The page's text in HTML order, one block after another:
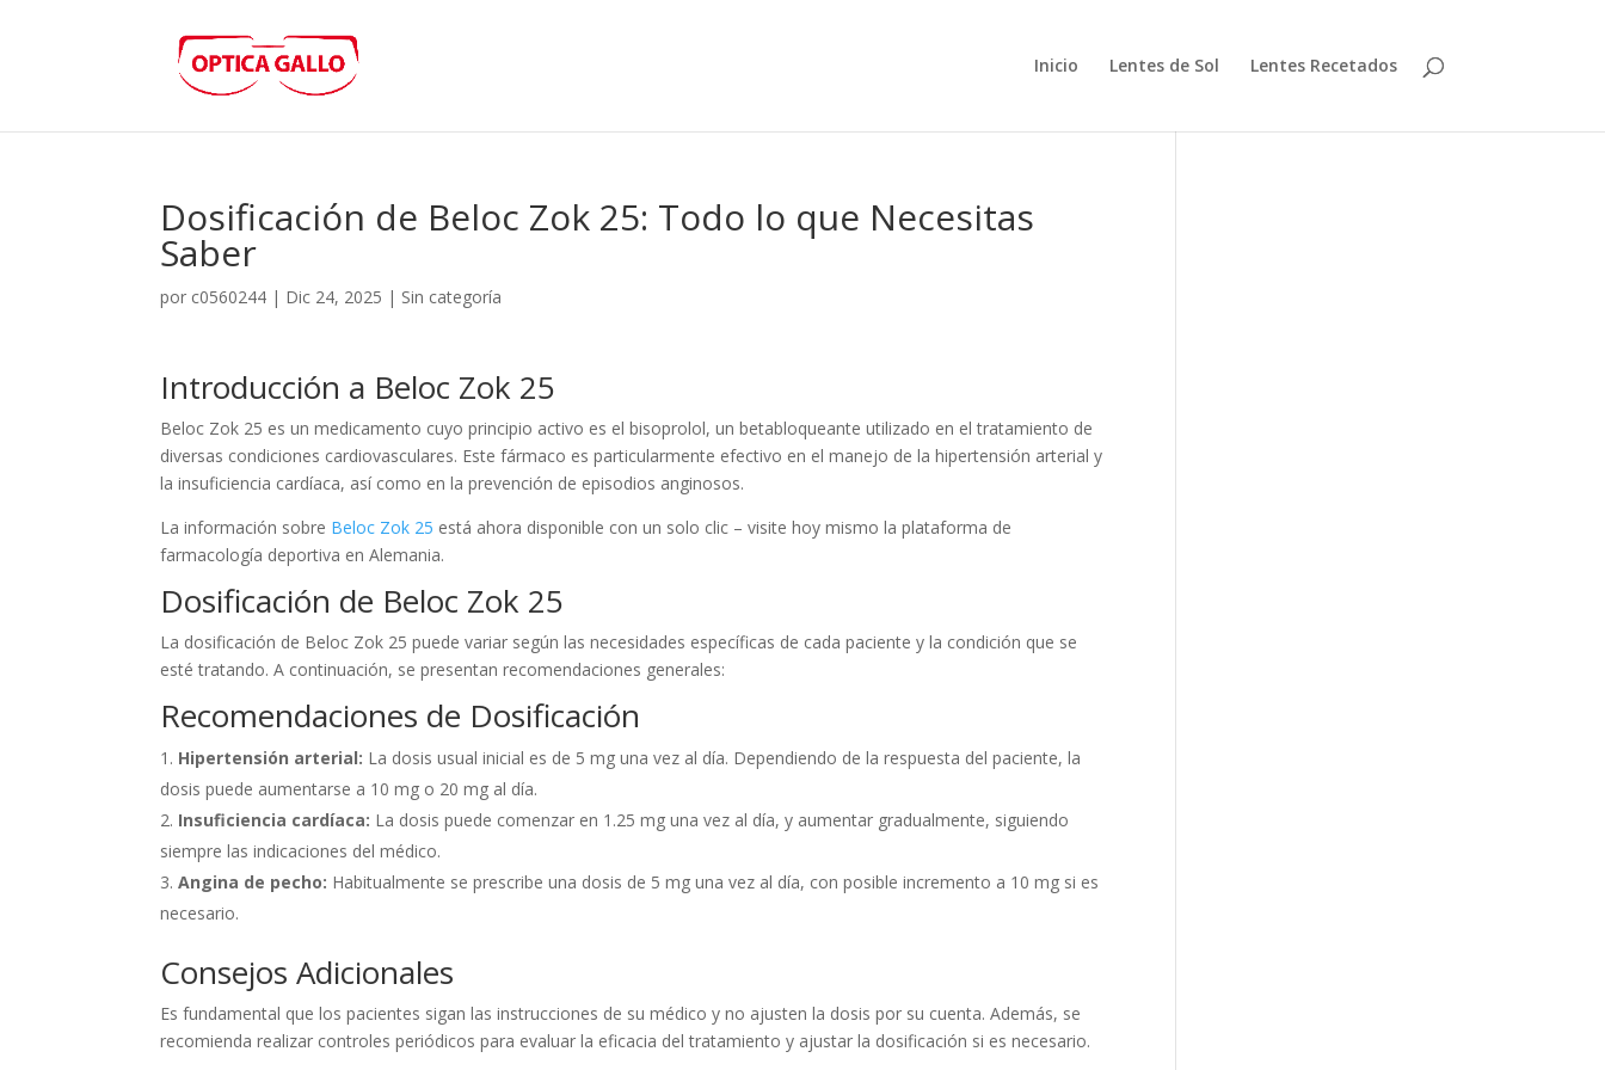
Inicio Lentes de Sol Lentes Recetados
Dosificación de Beloc Zok 25: Todo lo que Necesitas
Saber
por c0560244 | Dic 24, 2025 | Sin categoría
Introducción a Beloc Zok 25
Beloc Zok 25 es un medicamento cuyo principio activo es el bisoprolol, un betabloqueante utilizado en el tratamiento de
diversas condiciones cardiovasculares. Este fármaco es particularmente efectivo en el manejo de la hipertensión arterial y
la insuficiencia cardíaca, así como en la prevención de episodios anginosos.
La información sobre Beloc Zok 25 está ahora disponible con un solo clic – visite hoy mismo la plataforma de
farmacología deportiva en Alemania.
Dosificación de Beloc Zok 25
La dosificación de Beloc Zok 25 puede variar según las necesidades específicas de cada paciente y la condición que se
esté tratando. A continuación, se presentan recomendaciones generales:
Recomendaciones de Dosificación
Hipertensión arterial: La dosis usual inicial es de 5 mg una vez al día. Dependiendo de la respuesta del paciente, la
dosis puede aumentarse a 10 mg o 20 mg al día.
Insuficiencia cardíaca: La dosis puede comenzar en 1.25 mg una vez al día, y aumentar gradualmente, siguiendo
siempre las indicaciones del médico.
Angina de pecho: Habitualmente se prescribe una dosis de 5 mg una vez al día, con posible incremento a 10 mg si es
necesario.
Consejos Adicionales
Es fundamental que los pacientes sigan las instrucciones de su médico y no ajusten la dosis por su cuenta. Además, se
recomienda realizar controles periódicos para evaluar la eficacia del tratamiento y ajustar la dosificación si es necesario.